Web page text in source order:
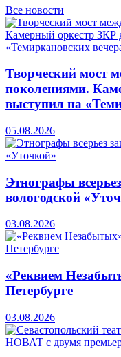
Все новости
Творческий мост
поколениями.
выступил на
05.08.2026
Этнографы
вологодской
03.08.2026
«Реквием
Петербурге
03.08.2026